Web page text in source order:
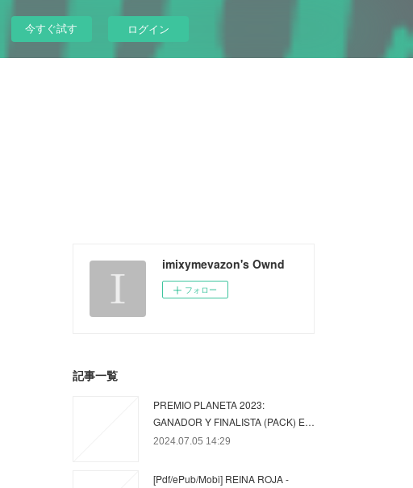
今すぐ試す ログイン
imixymevazon's Ownd
フォロー
記事一覧
PREMIO PLANETA 2023:
GANADOR Y FINALISTA (PACK) E…
2024.07.05 14:29
[Pdf/ePub/Mobi] REINA ROJA -